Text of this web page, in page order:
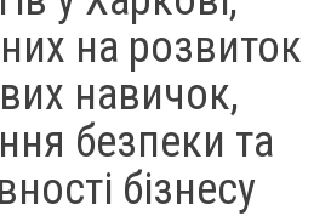
на розвиток
навичок,
безпеки та
бізнесу